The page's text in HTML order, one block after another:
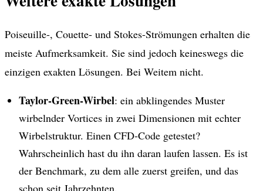
Poiseuille-, Couette- und Stokes-Strömungen erhalten die
meiste Aufmerksamkeit. Sie sind jedoch keineswegs die
einzigen exakten Lösungen. Bei Weitem nicht.
Taylor-Green-Wirbel: ein abklingendes Muster
wirbelnder Vortices in zwei Dimensionen mit echter
Wirbelstruktur. Einen CFD-Code getestet?
Wahrscheinlich hast du ihn daran laufen lassen. Es ist
der Benchmark, zu dem alle zuerst greifen, und das
schon seit Jahrzehnten.